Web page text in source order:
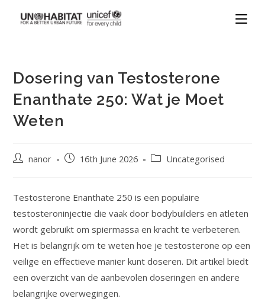
Dosering van Testosterone
Enanthate 250: Wat je Moet
Weten
nanor 16th June 2026 Uncategorised
Testosterone Enanthate 250 is een populaire
testosteroninjectie die vaak door bodybuilders en atleten
wordt gebruikt om spiermassa en kracht te verbeteren.
Het is belangrijk om te weten hoe je testosterone op een
veilige en effectieve manier kunt doseren. Dit artikel biedt
een overzicht van de aanbevolen doseringen en andere
belangrijke overwegingen.